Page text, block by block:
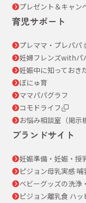
プレゼント＆キャン
育児サポート
プレママ・プレパパ
妊婦フレンズwithパ
妊娠中に知っておき
ぼにゅ育
ママパパグラフ
コモドライフ
お悩み相談室（掲示
ブランドサイト
妊娠準備・妊娠・授
ピジョン母乳実感 哺
ベビーグッズの洗浄
ピジョン離乳食 ハ